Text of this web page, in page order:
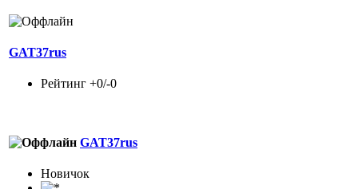
GAT37rus
Рейтинг +0/-0
GAT37rus
Новичок